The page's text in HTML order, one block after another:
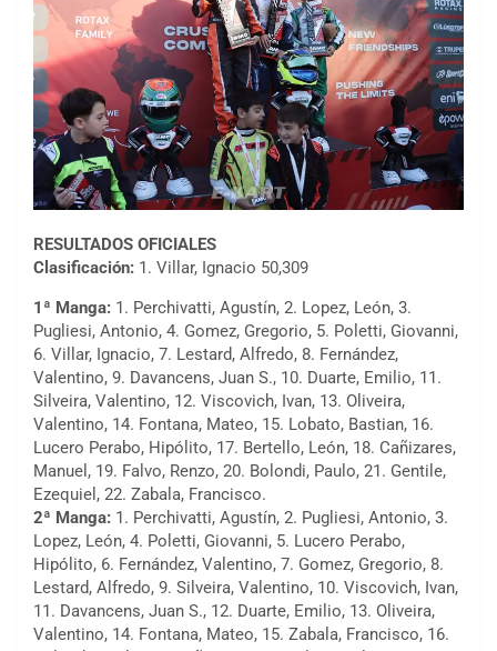
RESULTADOS OFICIALES
Clasificación: 1. Villar, Ignacio 50,309
1ª Manga: 1. Perchivatti, Agustín, 2. Lopez, León, 3.
Pugliesi, Antonio, 4. Gomez, Gregorio, 5. Poletti, Giovanni,
6. Villar, Ignacio, 7. Lestard, Alfredo, 8. Fernández,
Valentino, 9. Davancens, Juan S., 10. Duarte, Emilio, 11.
Silveira, Valentino, 12. Viscovich, Ivan, 13. Oliveira,
Valentino, 14. Fontana, Mateo, 15. Lobato, Bastian, 16.
Lucero Perabo, Hipólito, 17. Bertello, León, 18. Cañizares,
Manuel, 19. Falvo, Renzo, 20. Bolondi, Paulo, 21. Gentile,
Ezequiel, 22. Zabala, Francisco.
2ª Manga: 1. Perchivatti, Agustín, 2. Pugliesi, Antonio, 3.
Lopez, León, 4. Poletti, Giovanni, 5. Lucero Perabo,
Hipólito, 6. Fernández, Valentino, 7. Gomez, Gregorio, 8.
Lestard, Alfredo, 9. Silveira, Valentino, 10. Viscovich, Ivan,
11. Davancens, Juan S., 12. Duarte, Emilio, 13. Oliveira,
Valentino, 14. Fontana, Mateo, 15. Zabala, Francisco, 16.